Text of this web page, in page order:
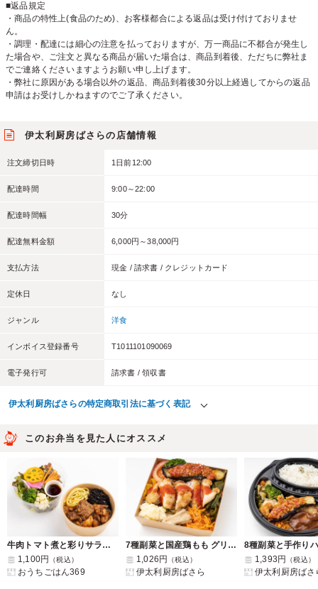
■返品規定
・商品の特性上(食品のため)、お客様都合による返品は受け付けておりませ
ん。
・調理・配達には細心の注意を払っておりますが、万一商品に不都合が発生し
た場合や、ご注文と異なる商品が届いた場合は、商品到着後、ただちに弊社ま
でご連絡くださいますようお願い申し上げます。
・弊社に原因がある場合以外の返品、商品到着後30分以上経過してからの返品
申請はお受けしかねますのでご了承ください。
伊太利厨房ばさらの店舗情報
注文締切日時 1日前12:00
配達時間 9:00～22:00
配達時間幅 30分
配達無料金額 6,000円～38,000円
支払方法 現金 / 請求書 / クレジットカード
定休日 なし
ジャンル 洋食
インボイス登録番号 T1011101090069
電子発行可 請求書 / 領収書
伊太利厨房ばさらの特定商取引法に基づく表記
このお弁当を見た人にオススメ
牛肉トマト煮と彩りサラダの二段仕立て
1,100円
（税込）
おうちごはん369
7種副菜と国産鶏もも グリル トマトソース弁当
1,026円
（税込）
伊太利厨房ばさら
1,393円 （税込）
伊太利厨房ばさ